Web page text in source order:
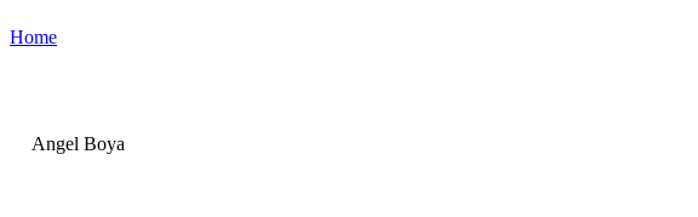
Home
Angel Boya